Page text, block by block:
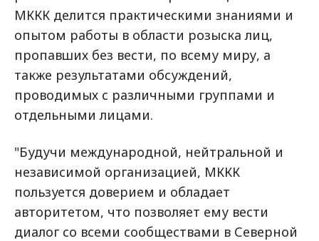
МККК делится практическими знаниями и
опытом работы в области розыска лиц,
пропавших без вести, по всему миру, а
также результатами обсуждений,
проводимых с различными группами и
отдельными лицами.
"Будучи международной, нейтральной и
независимой организацией, МККК
пользуется доверием и обладает
авторитетом, что позволяет ему вести
диалог со всеми сообществами в Северной